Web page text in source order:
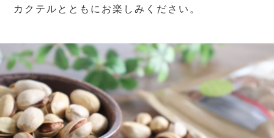
カクテルとともにお楽しみください。